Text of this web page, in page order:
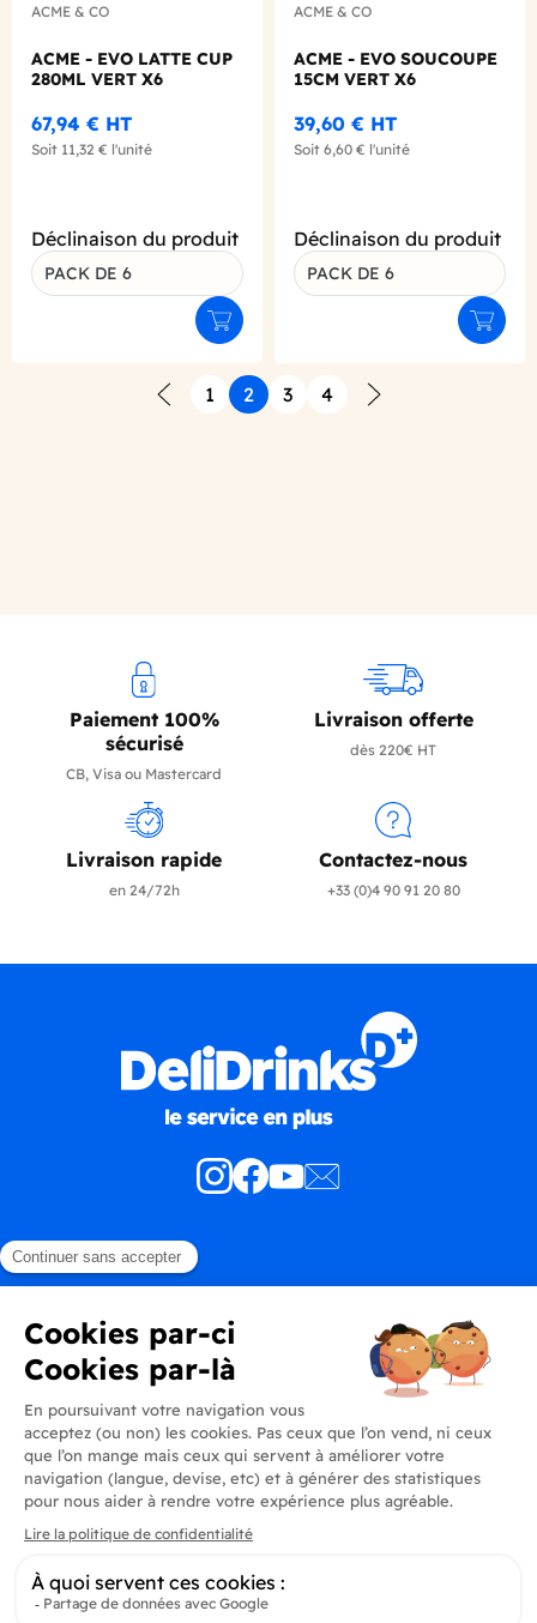
ACME & CO
ACME - EVO LATTE CUP
280ML VERT X6
67,94 € HT
Soit 11,32 € l'unité
Déclinaison du produit
PACK DE 6
Ajouter au panier
ACME & CO
ACME - EVO SOUCOUPE
15CM VERT X6
39,60 € HT
Soit 6,60 € l'unité
Déclinaison du produit
PACK DE 6
Précédent
1 2 3
4
Paiement 100%
sécurisé
CB, Visa ou Mastercard
Livraison offerte
dès 220€ HT
Livraison rapide
en 24/72h
Contactez-nous
+33 (0)4 90 91 20 80
En savoir plus
Informations
Inscrivez-vous à la newsletter
Delidrinks